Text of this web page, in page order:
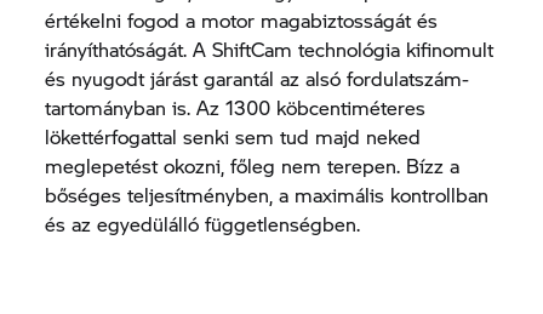
értékelni fogod a motor magabiztosságát és
irányíthatóságát. A ShiftCam technológia kifinomult
és nyugodt járást garantál az alsó fordulatszám-
tartományban is. Az 1300 köbcentiméteres
lökettérfogattal senki sem tud majd neked
meglepetést okozni, főleg nem terepen. Bízz a
bőséges teljesítményben, a maximális kontrollban
és az egyedülálló függetlenségben.